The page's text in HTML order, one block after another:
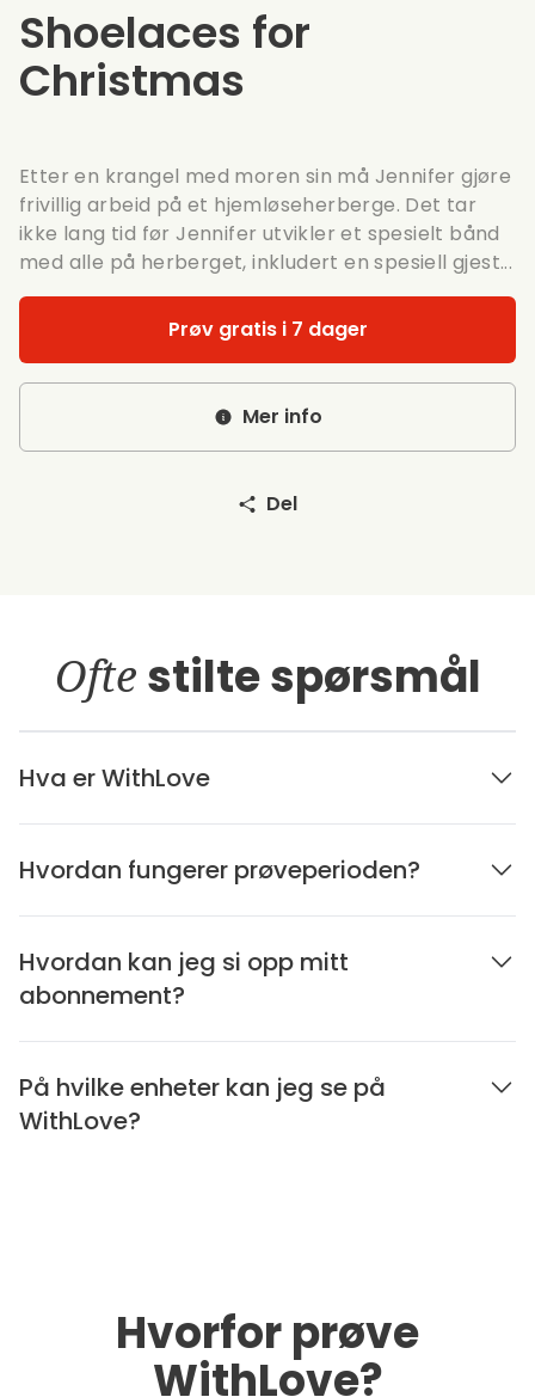
Shoelaces for
Christmas
Etter en krangel med moren sin må Jennifer gjøre
frivillig arbeid på et hjemløseherberge. Det tar
ikke lang tid før Jennifer utvikler et spesielt bånd
med alle på herberget, inkludert en spesiell gjest...
Prøv gratis i 7 dager
Mer info
Del
Ofte stilte spørsmål
Hva er WithLove
Hvordan fungerer prøveperioden?
Hvordan kan jeg si opp mitt
abonnement?
På hvilke enheter kan jeg se på
WithLove?
Hvorfor prøve
WithLove?